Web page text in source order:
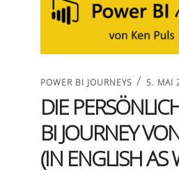
POWER BI JOURNEYS / 5. MAI
DIE
BI JOURNEY
(IN ENGLISH AS